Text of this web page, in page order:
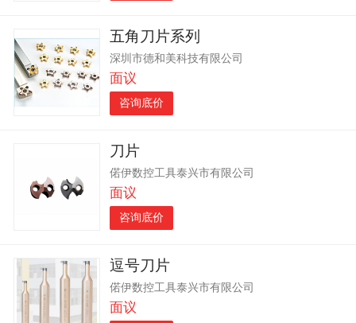
五角刀片系列
深圳市德和美科技有限公司
面议
咨询底价
刀片
偌伊数控工具泰兴市有限公司
面议
咨询底价
逗号刀片
偌伊数控工具泰兴市有限公司
面议